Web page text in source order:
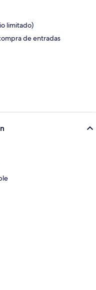
limitado)
de entradas